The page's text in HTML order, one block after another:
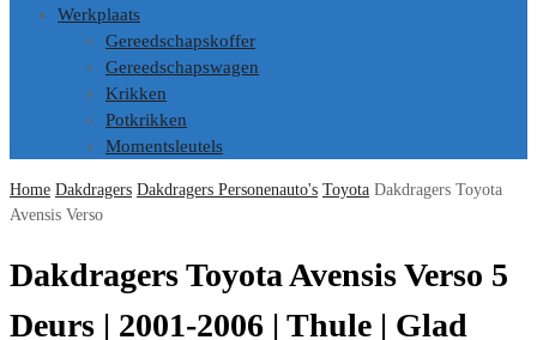
Werkplaats
Gereedschapskoffer
Gereedschapswagen
Krikken
Potkrikken
Momentsleutels
Home Dakdragers Dakdragers Personenauto's Toyota Dakdragers Toyota
Avensis Verso
Dakdragers Toyota Avensis Verso 5
Deurs | 2001-2006 | Thule | Glad